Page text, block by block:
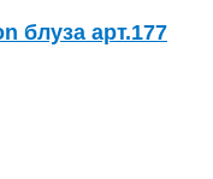
блуза арт.177